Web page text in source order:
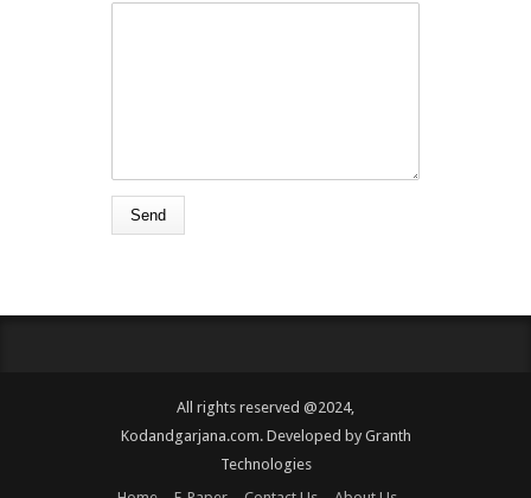
All rights reserved @2024,
Kodandgarjana.com. Developed by Granth
Technologies